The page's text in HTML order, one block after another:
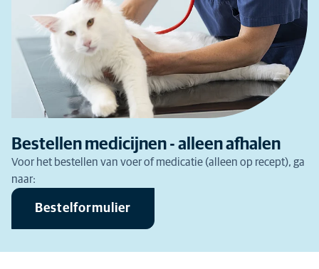
Bestellen medicijnen - alleen afhalen
Voor het bestellen van voer of medicatie (alleen op recept), ga
naar:
Bestelformulier